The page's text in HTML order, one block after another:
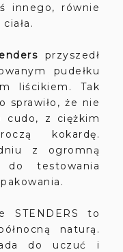
innego, równie
przyszedł
pudełku
liścikiem. Tak
sprawiło, że nie
cudo, z ciężkim
kokardę.
z ogromną
do testowania
STENDERS to
naturą.
do uczuć i